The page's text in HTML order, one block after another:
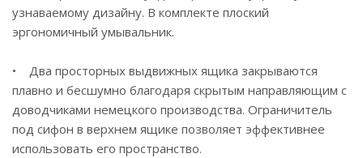
узнаваемому дизайну. В комплекте плоский
эргономичный умывальник.
• Два просторных выдвижных ящика закрываются
плавно и бесшумно благодаря скрытым направляющим с
доводчиками немецкого производства. Ограничитель
под сифон в верхнем ящике позволяет эффективнее
использовать его пространство.